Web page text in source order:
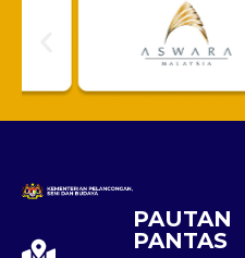
PAUTAN
PANTAS